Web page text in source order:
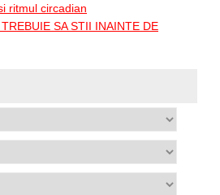
ritmul circadian
SA STII INAINTE DE